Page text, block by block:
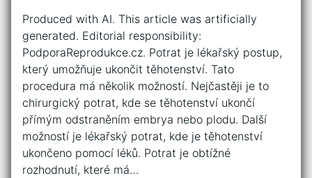
Produced with AI. This article was artificially
generated. Editorial responsibility:
PodporaReprodukce.cz. Potrat je lékařský postup,
který umožňuje ukončit těhotenství. Tato
procedura má několik možností. Nejčastěji je to
chirurgický potrat, kde se těhotenství ukončí
přímým odstraněním embrya nebo plodu. Další
možností je lékařský potrat, kde je těhotenství
ukončeno pomocí léků. Potrat je obtížné
rozhodnutí, které má…